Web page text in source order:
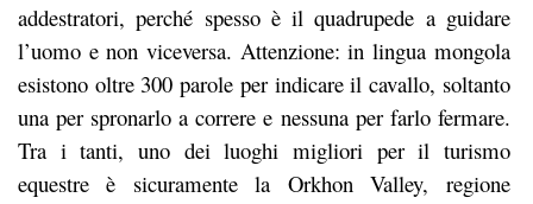
addestratori, perché spesso è il quadrupede a guidare
l’uomo e non viceversa. Attenzione: in lingua mongola
esistono oltre 300 parole per indicare il cavallo, soltanto
una per spronarlo a correre e nessuna per farlo fermare.
Tra i tanti, uno dei luoghi migliori per il turismo
equestre è sicuramente la Orkhon Valley, regione